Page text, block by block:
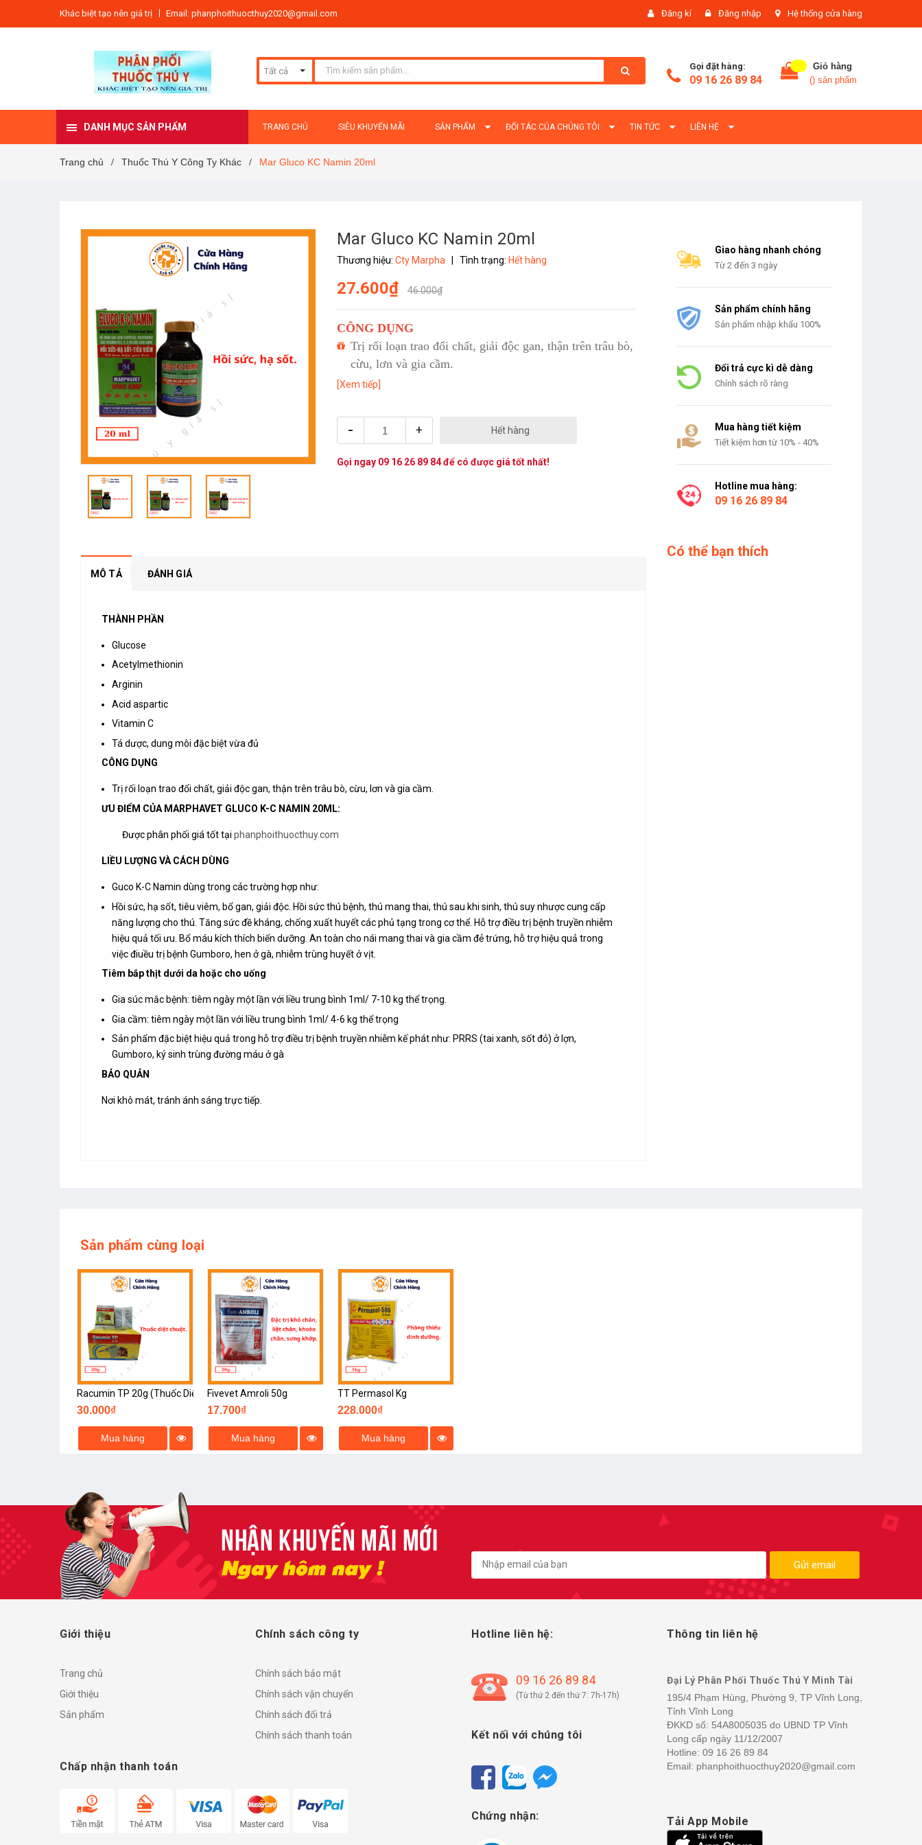
Khác biệt tạo nên giá trị Email: phanphoithuocthuy2020@gmail.com Đăng kí Đăng nhập Hệ thống cửa hàng
Tất cả Gọi đặt hàng:
09 16 26 89 84
Giỏ hàng
() sản phẩm
DANH MỤC SẢN PHẨM TRANG CHỦ SIÊU KHUYẾN MÃI SẢN PHẨM ĐỐI TÁC CỦA CHÚNG TÔI TIN TỨC LIÊN HỆ
Trang chủ / Thuốc Thú Y Công Ty Khác / Mar Gluco KC Namin 20ml
Mar Gluco KC Namin 20ml
Thương hiệu: Cty Marpha Tình trạng: Hết hàng
27.600₫ 46.000₫
CÔNG DỤNG
Trị rối loạn trao đổi chất, giải độc gan, thận trên trâu bò,
cừu, lơn và gia cầm.
[Xem tiếp]
- + Hết hàng
Gọi ngay 09 16 26 89 84để có được giá tốt nhất!
MÔ TẢ ĐÁNH GIÁ
THÀNH PHẦN
Glucose
Acetylmethionin
Arginin
Acid aspartic
Vitamin C
Tá dược, dung môi đặc biệt vừa đủ
CÔNG DỤNG
Trị rối loạn trao đổi chất, giải độc gan, thận trên trâu bò, cừu, lơn và gia cầm.
ƯU ĐIỂM CỦA MARPHAVET GLUCO K-C NAMIN 20ML:
Được phân phối giá tốt tại phanphoithuocthuy.com
LIỀU LƯỢNG VÀ CÁCH DÙNG
Guco K-C Namin dùng trong các trường hợp như:
Hồi sức, hạ sốt, tiêu viêm, bổ gan, giải độc. Hồi sức thú bệnh, thú mang thai, thú sau khi sinh, thú suy nhược cung cấp
năng lượng cho thú. Tăng sức đề kháng, chống xuất huyết các phủ tạng trong cơ thể. Hỗ trợ điều trị bệnh truyền nhiễm
hiệu quả tối ưu. Bổ máu kích thích biến dưỡng. An toàn cho nái mang thai và gia cầm đẻ trứng, hỗ trợ hiệu quả trong
việc điuều trị bệnh Gumboro, hen ở gà, nhiễm trùng huyết ở vịt.
Tiêm bắp thịt dưới da hoặc cho uống
Gia súc mắc bệnh: tiêm ngày một lần với liều trung bình 1ml/ 7-10 kg thể trọng.
Gia cầm: tiêm ngày một lần với liều trung bình 1ml/ 4-6 kg thể trọng
Sản phẩm đặc biệt hiệu quả trong hỗ trợ điều trị bệnh truyền nhiễm kế phát như: PRRS (tai xanh, sốt đỏ) ở lợn,
Gumboro, ký sinh trùng đường máu ở gà
BẢO QUẢN
Nơi khô mát, tránh ánh sáng trực tiếp.
Giao hàng nhanh chóng
Từ 2 đến 3 ngày
Sản phẩm chính hãng
Sản phẩm nhập khẩu 100%
Đổi trả cực kì dễ dàng
Chính sách rõ ràng
Mua hàng tiết kiệm
Tiết kiệm hơn từ 10% - 40%
Hotline mua hàng:
09 16 26 89 84
Có thể bạn thích
Sản phẩm cùng loại
Racumin TP 20g (Thuốc Diệt Chuột)
30.000₫
Mua hàng
Fivevet Amroli 50g
17.700₫
Mua hàng
TT Permasol Kg
228.000₫
Mua hàng
Gửi email
Giới thiệu
Trang chủ
Giới thiệu
Sản phẩm
Chính sách công ty
Chính sách bảo mật
Chính sách vận chuyển
Chính sách đổi trả
Chính sách thanh toán
Chấp nhận thanh toán
Hotline liên hệ:
09 16 26 89 84
(Từ thứ 2 đến thứ 7: 7h-17h)
Kết nối với chúng tôi
Chứng nhận:
Thông tin liên hệ
Đại Lý Phân Phối Thuốc Thú Y Minh Tài
195/4 Phạm Hùng, Phường 9, TP Vĩnh Long,
Tỉnh Vĩnh Long
ĐKKD số: 54A8005035 do UBND TP Vĩnh
Long cấp ngày 11/12/2007
Hotline: 09 16 26 89 84
Email: phanphoithuocthuy2020@gmail.com
Tải App Mobile